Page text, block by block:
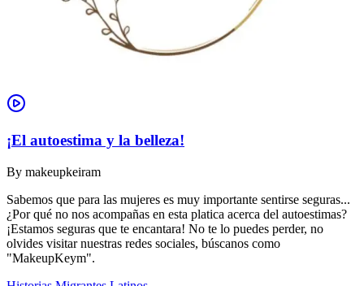
¡El autoestima y la belleza!
By makeupkeiram
Sabemos que para las mujeres es muy importante sentirse seguras...
¿Por qué no nos acompañas en esta platica acerca del autoestimas?
¡Estamos seguras que te encantara! No te lo puedes perder, no
olvides visitar nuestras redes sociales, búscanos como
"MakeupKeym".